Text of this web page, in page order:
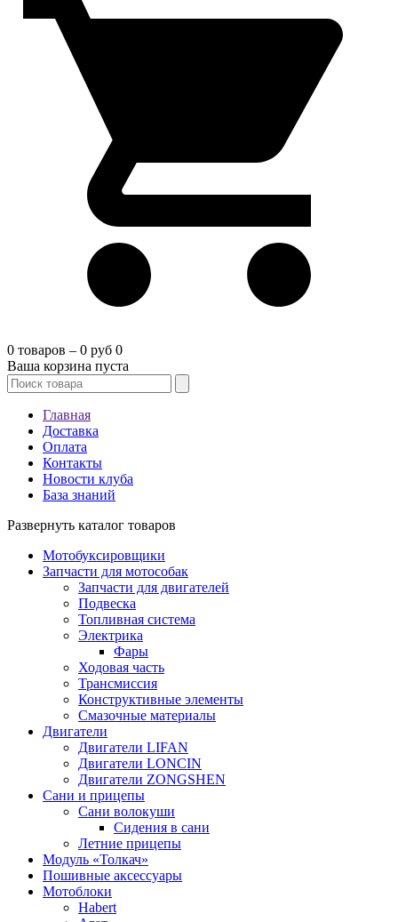
0 товаров – 0 руб 0
Ваша корзина пуста
Главная
Доставка
Оплата
Контакты
Новости клуба
База знаний
Развернуть каталог товаров
Мотобуксировщики
Запчасти для мотособак
Запчасти для двигателей
Подвеска
Топливная система
Электрика
Фары
Ходовая часть
Трансмиссия
Конструктивные элементы
Смазочные материалы
Двигатели
Двигатели LIFAN
Двигатели LONCIN
Двигатели ZONGSHEN
Сани и прицепы
Сани волокуши
Сидения в сани
Летние прицепы
Модуль «Толкач»
Пошивные аксессуары
Мотоблоки
Habert